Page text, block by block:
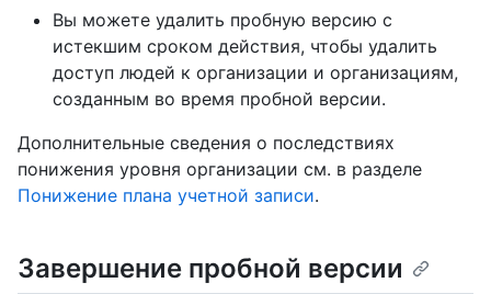
Вы можете удалить пробную версию с
истекшим сроком действия, чтобы удалить
доступ людей к организации и организациям,
созданным во время пробной версии.
Дополнительные сведения о последствиях
понижения уровня организации см. в разделе
Понижение плана учетной записи.
Завершение пробной версии